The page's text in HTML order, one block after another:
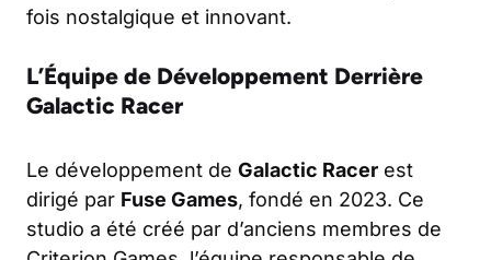
fois nostalgique et innovant.
L’Équipe de Développement Derrière
Galactic Racer
Le développement de Galactic Racer est
dirigé par Fuse Games, fondé en 2023. Ce
studio a été créé par d’anciens membres de